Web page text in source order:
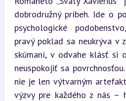
dobrodružný príbeh. Ide o
psychologické
pravý poklad sa neukrýva v
skúmaní, v odvahe klásť si
neuspokojiť sa
nie je len výtvarným
výzvy pre každého z nás –